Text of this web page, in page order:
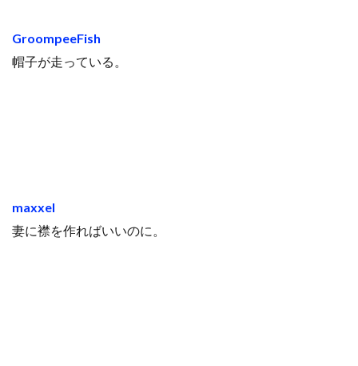
GroompeeFish
帽子が走っている。
maxxel
妻に襟を作ればいいのに。